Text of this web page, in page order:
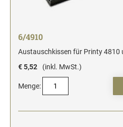
6/4910
Austauschkissen für Printy 4810
€ 5,52
(inkl. MwSt.)
Menge: